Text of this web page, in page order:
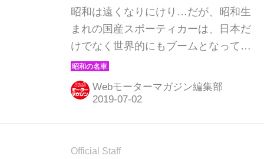
昭和は遠くなりにけり…だが、昭和生
まれの国産スポーティカーは、日本だ
けでなく世界的にもブームとなってい
る。そんな昭和の名車たちを時系列で
紹介していこう。1968年発売のマツダ
ファミリア ロータリークーペ。 高性
ロータリークーペ：昭和43年（1968
Webモーターマガジン編集部
Official Staff